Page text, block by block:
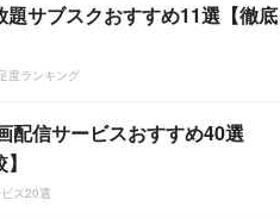
題サブスクおすすめ11選【徹底
度ランキング
配信サービスおすすめ40選
ス20選